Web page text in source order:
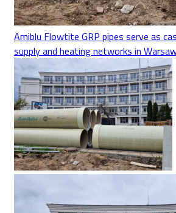
Amiblu Flowtite GRP pipes serve as
supply and heating networks in